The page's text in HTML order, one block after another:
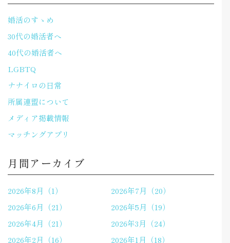
婚活のすゝめ
30代の婚活者へ
40代の婚活者へ
LGBTQ
ナナイロの日常
所属連盟について
メディア掲載情報
マッチングアプリ
月間アーカイブ
2026年8月（1）
2026年7月（20）
2026年6月（21）
2026年5月（19）
2026年4月（21）
2026年3月（24）
2026年2月（16）
2026年1月（18）